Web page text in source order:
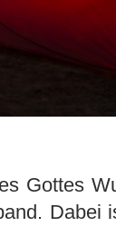
Gottes
Dabei